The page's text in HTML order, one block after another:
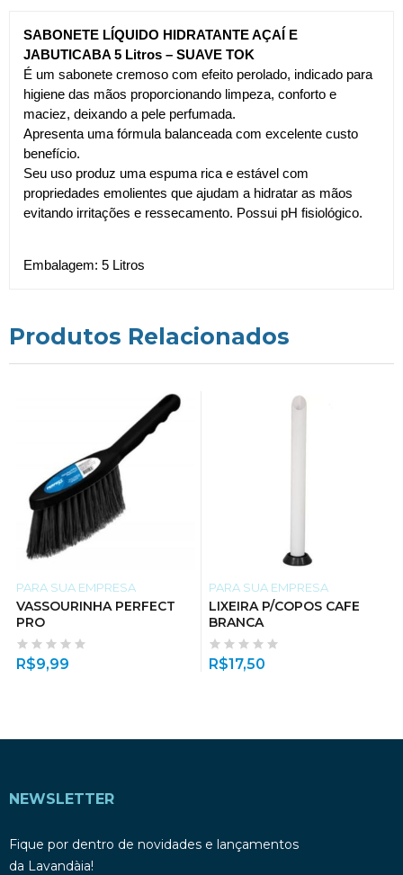
SABONETE LÍQUIDO HIDRATANTE AÇAÍ E
JABUTICABA 5 Litros – SUAVE TOK
É um sabonete cremoso com efeito perolado, indicado para
higiene das mãos proporcionando limpeza, conforto e
maciez, deixando a pele perfumada.
Apresenta uma fórmula balanceada com excelente custo
benefício.
Seu uso produz uma espuma rica e estável com
propriedades emolientes que ajudam a hidratar as mãos
evitando irritações e ressecamento. Possui pH fisiológico.
Embalagem: 5 Litros
Produtos Relacionados
PARA SUA EMPRESA
VASSOURINHA PERFECT
PRO
R$9,99
PARA SUA EMPRESA
LIXEIRA P/COPOS CAFE
BRANCA
R$17,50
NEWSLETTER
Fique por dentro de novidades e lançamentos
da Lavandàia!